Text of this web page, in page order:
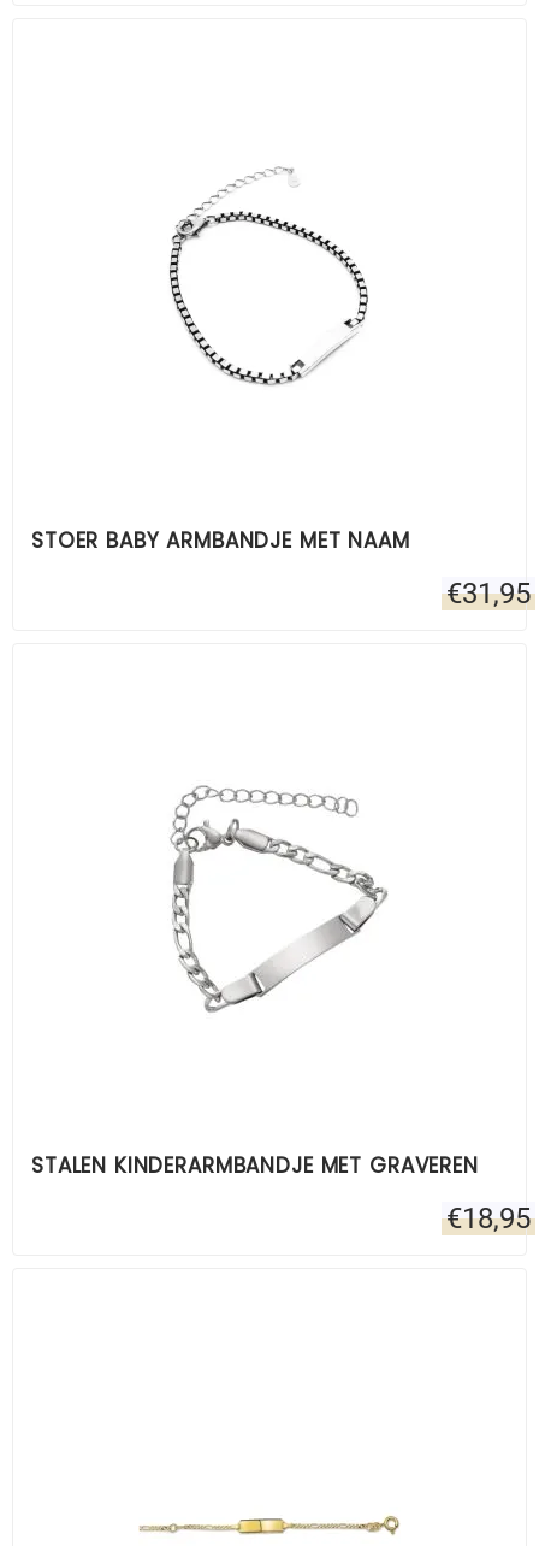
STOER BABY ARMBANDJE MET NAAM
€31,95
STALEN KINDERARMBANDJE MET GRAVEREN
€18,95